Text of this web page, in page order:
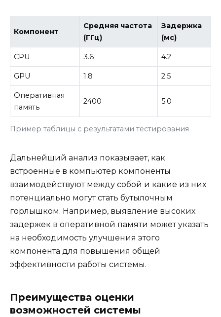
Пример таблицы с результатами тестирования
Компонент
Средняя частота
(ГГц)
Задержка
(мс)
CPU 3.6 4.2
GPU 1.8 2.5
Оперативная
память
2400 5.0
Дальнейший анализ показывает, как
встроенные в компьютер компоненты
взаимодействуют между собой и какие из них
потенциально могут стать бутылочным
горлышком. Например, выявление высоких
задержек в оперативной памяти может указать
на необходимость улучшения этого
компонента для повышения общей
эффективности работы системы.
Преимущества оценки
возможностей системы